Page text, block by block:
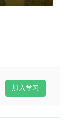
加入学习